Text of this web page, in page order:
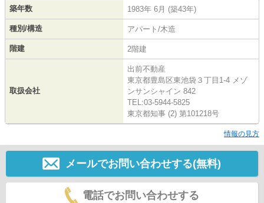
築年数 1983年 6月 (築43年)
種別/構造 アパート/木造
階建 2階建
取扱会社
出前不動産
東京都豊島区東池袋３丁目1-4 メゾ
ンサンシャイン 842
TEL:03-5944-5825
東京都知事 (2) 第101218号
情報の見方
メールでお問い合わせする(無料)
電話でお問い合わせする